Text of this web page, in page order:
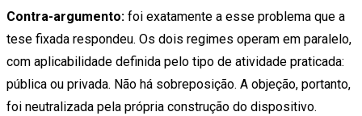
Contra-argumento: foi exatamente a esse problema que a
tese fixada respondeu. Os dois regimes operam em paralelo,
com aplicabilidade definida pelo tipo de atividade praticada:
pública ou privada. Não há sobreposição. A objeção, portanto,
foi neutralizada pela própria construção do dispositivo.